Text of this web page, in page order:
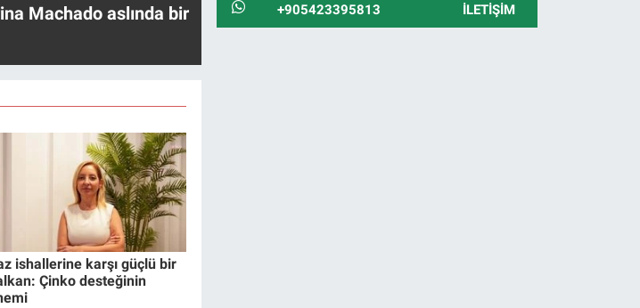
Machado aslında bir
ishallerine karşı güçlü bir
Çinko desteğinin
+905423395813 İLETIŞIM